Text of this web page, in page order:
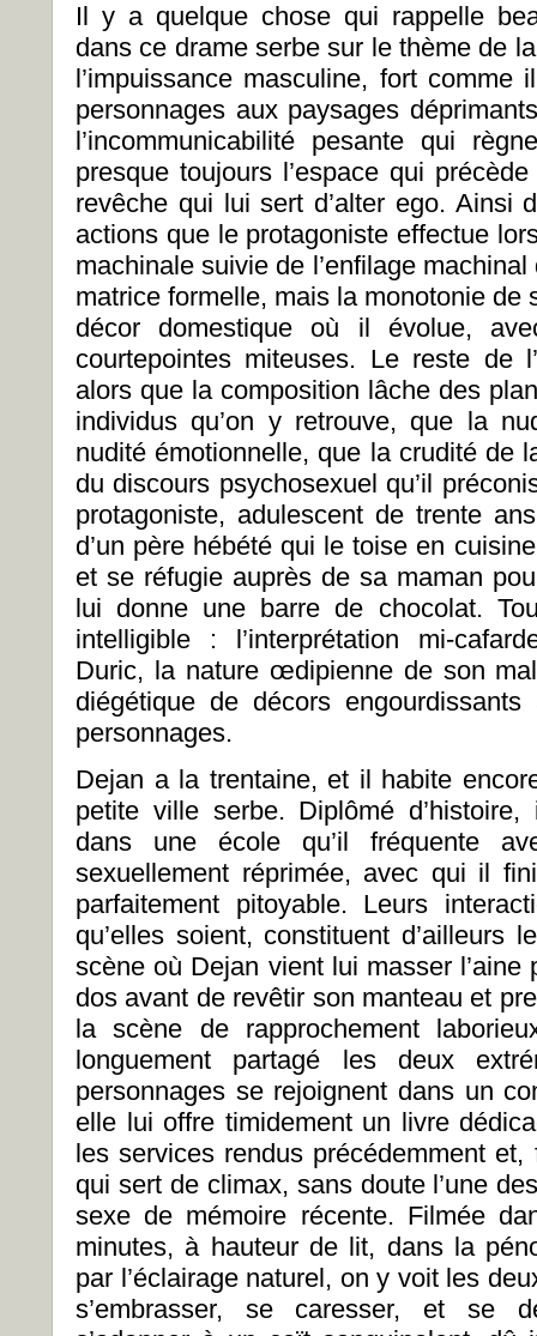
Il y a quelque chose qui rappelle
dans ce drame serbe sur le thème de
l’impuissance masculine, fort comme
personnages aux paysages
l’incommunicabilité pesante qui
presque toujours l’espace qui
revêche qui lui sert d’alter ego. Ainsi
actions que le protagoniste effectue
machinale suivie de l’enfilage
matrice formelle, mais la monotonie de
décor domestique où il évolue,
courtepointes miteuses. Le reste de
alors que la composition lâche des
individus qu’on y retrouve, que la
nudité émotionnelle, que la crudité de
du discours psychosexuel qu’il
protagoniste, adulescent de trente
d’un père hébété qui le toise en
et se réfugie auprès de sa maman
lui donne une barre de chocolat.
intelligible : l’interprétation mi-
Duric, la nature œdipienne de son
diégétique de décors
personnages.
Dejan a la trentaine, et il habite
petite ville serbe. Diplômé
dans une école qu’il fréquente
sexuellement réprimée, avec qui il
parfaitement pitoyable. Leurs
qu’elles soient, constituent
scène où Dejan vient lui masser
dos avant de revêtir son manteau et
la scène de rapprochement
longuement partagé les deux
personnages se rejoignent dans un
elle lui offre timidement un livre
les services rendus précédemment
qui sert de climax, sans doute l’une
sexe de mémoire récente. Filmée
minutes, à hauteur de lit, dans la
par l’éclairage naturel, on y voit les
s’embrasser, se caresser, et se